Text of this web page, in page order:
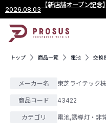
2026.08.03
【新店舗オープン記
トップ 商品一覧 電池 交換
メーカー名 東芝ライテック
商品コード 43422
カテゴリ 電池,誘導灯・非